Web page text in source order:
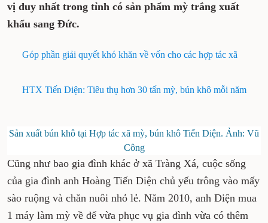
vị duy nhất trong tỉnh có sản phẩm mỳ trắng xuất
khẩu sang Đức.
Góp phần giải quyết khó khăn về vốn cho các hợp tác xã
HTX Tiến Diện: Tiêu thụ hơn 30 tấn mỳ, bún khô mỗi năm
Sản xuất bún khô tại Hợp tác xã mỳ, bún khô Tiến Diện. Ảnh: Vũ
Công
Cũng như bao gia đình khác ở xã Tràng Xá, cuộc sống
của gia đình anh Hoàng Tiến Diện chủ yếu trông vào mấy
sào ruộng và chăn nuôi nhỏ lẻ. Năm 2010, anh Diện mua
1 máy làm mỳ về để vừa phục vụ gia đình vừa có thêm